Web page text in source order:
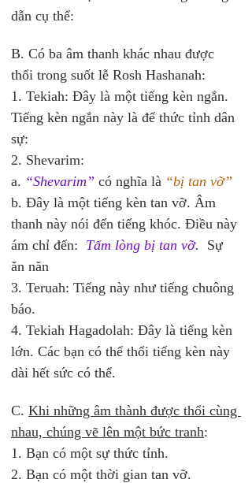
dẫn cụ thể:
B. Có ba âm thanh khác nhau được
thổi trong suốt lễ Rosh Hashanah:
1. Tekiah: Đây là một tiếng kèn ngắn.
Tiếng kèn ngắn này là để thức tỉnh dân
sự:
2. Shevarim:
a. “Shevarim” có nghĩa là “bị tan vỡ”
b. Đây là một tiếng kèn tan vỡ. Âm
thanh này nói đến tiếng khóc. Điều này
ám chỉ đến: Tấm lòng bị tan vỡ.
Sự
ăn năn
3. Teruah: Tiếng này như tiếng chuông
báo.
4. Tekiah Hagadolah: Đây là tiếng kèn
lớn. Các bạn có thể thổi tiếng kèn này
dài hết sức có thể.
C. Khi những âm thành được thổi cùng
nhau, chúng vẽ lên một bức tranh:
1. Bạn có một sự thức tỉnh.
2. Bạn có một thời gian tan vỡ.